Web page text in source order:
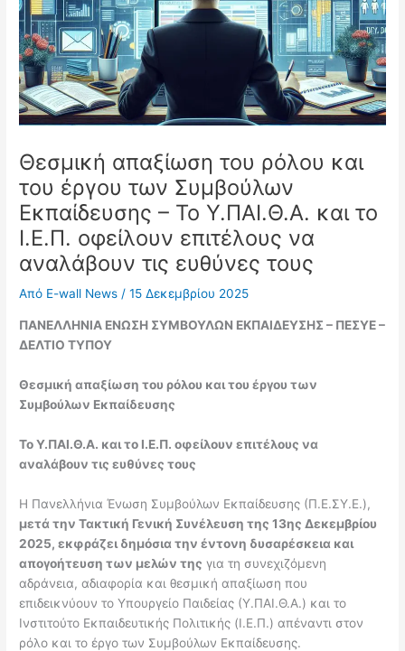
Θεσμική απαξίωση του ρόλου και
του έργου των Συμβούλων
Εκπαίδευσης – Το Υ.ΠΑΙ.Θ.Α. και το
Ι.Ε.Π. οφείλουν επιτέλους να
αναλάβουν τις ευθύνες τους
Από E-wall News/15 Δεκεμβρίου 2025
ΠΑΝΕΛΛΗΝΙΑ ΕΝΩΣΗ ΣΥΜΒΟΥΛΩΝ ΕΚΠΑΙΔΕΥΣΗΣ – ΠΕΣΥΕ –
ΔΕΛΤΙΟ ΤΥΠΟΥ
Θεσμική απαξίωση του ρόλου και του έργου των
Συμβούλων Εκπαίδευσης
Το Υ.ΠΑΙ.Θ.Α. και το Ι.Ε.Π. οφείλουν επιτέλους να
αναλάβουν τις ευθύνες τους
Η Πανελλήνια Ένωση Συμβούλων Εκπαίδευσης (Π.Ε.ΣΥ.Ε.),
μετά την Τακτική Γενική Συνέλευση της 13ης Δεκεμβρίου
2025, εκφράζει δημόσια την έντονη δυσαρέσκεια και
απογοήτευση των μελών της για τη συνεχιζόμενη
αδράνεια, αδιαφορία και θεσμική απαξίωση που
επιδεικνύουν το Υπουργείο Παιδείας (Υ.ΠΑΙ.Θ.Α.) και το
Ινστιτούτο Εκπαιδευτικής Πολιτικής (Ι.Ε.Π.) απέναντι στον
ρόλο και το έργο των Συμβούλων Εκπαίδευσης.